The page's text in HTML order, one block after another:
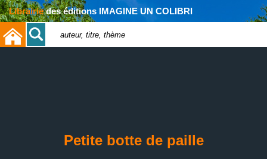
Librairiedes éditions IMAGINE UN COLIBRI
Petite botte de paille